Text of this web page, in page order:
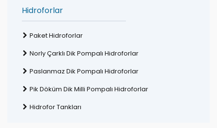
Hidroforlar
Paket Hidroforlar
Norly Çarklı Dik Pompalı Hidroforlar
Paslanmaz Dik Pompalı Hidroforlar
Pik Döküm Dik Milli Pompalı Hidroforlar
Hidrofor Tankları